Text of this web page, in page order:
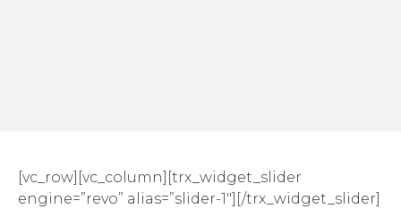
[vc_row][vc_column][trx_widget_slider
engine=”revo” alias=”slider-1″][/trx_widget_slider]